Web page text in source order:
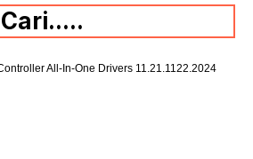
All-In-One Drivers 11.21.1122.2024